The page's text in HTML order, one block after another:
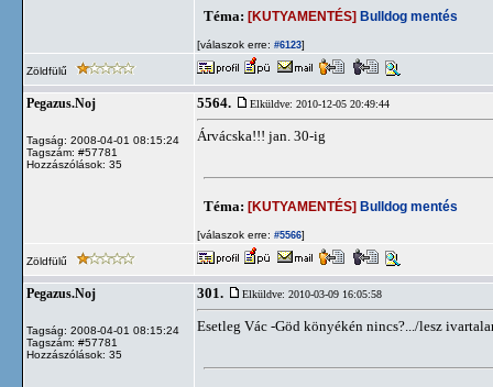
Téma: [KUTYAMENTÉS] Bulldog mentés
[válaszok erre: #6123]
Zöldfülű
Pegazus.Noj
Tagság: 2008-04-01 08:15:24
Tagszám: #57781
Hozzászólások: 35
5564. Elküldve: 2010-12-05 20:49:44
Árvácska!!! jan. 30-ig
Téma: [KUTYAMENTÉS] Bulldog mentés
[válaszok erre: #5566]
Zöldfülű
Pegazus.Noj
Tagság: 2008-04-01 08:15:24
Tagszám: #57781
Hozzászólások: 35
301. Elküldve: 2010-03-09 16:05:58
Esetleg Vác -Göd könyékén nincs?.../lesz